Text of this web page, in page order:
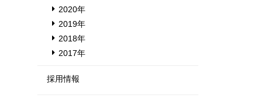
2020年
2019年
2018年
2017年
採用情報